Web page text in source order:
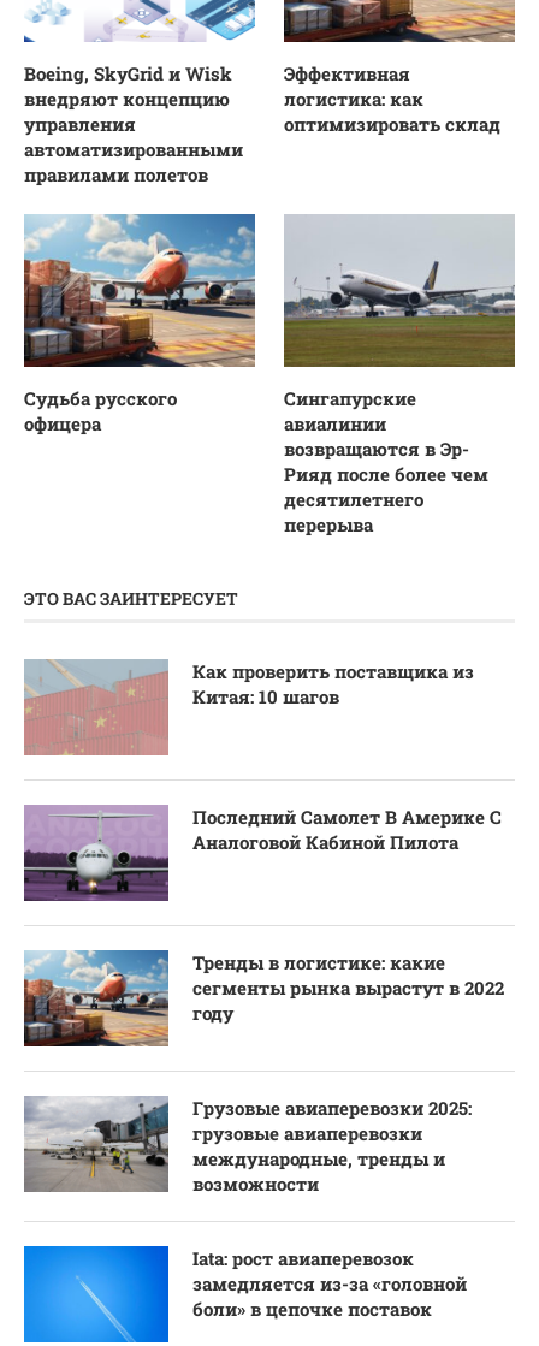
Boeing, SkyGrid и Wisk
внедряют концепцию
управления
автоматизированными
правилами полетов
Эффективная
логистика: как
оптимизировать склад
Судьба русского
офицера
Сингапурские
авиалинии
возвращаются в Эр-
Рияд после более чем
десятилетнего
перерыва
ЭТО ВАС ЗАИНТЕРЕСУЕТ
Как проверить поставщика из
Китая: 10 шагов
Последний Самолет В Америке С
Аналоговой Кабиной Пилота
Тренды в логистике: какие
сегменты рынка вырастут в 2022
году
Грузовые авиаперевозки 2025:
грузовые авиаперевозки
международные, тренды и
возможности
Iata: рост авиаперевозок
замедляется из-за «головной
боли» в цепочке поставок